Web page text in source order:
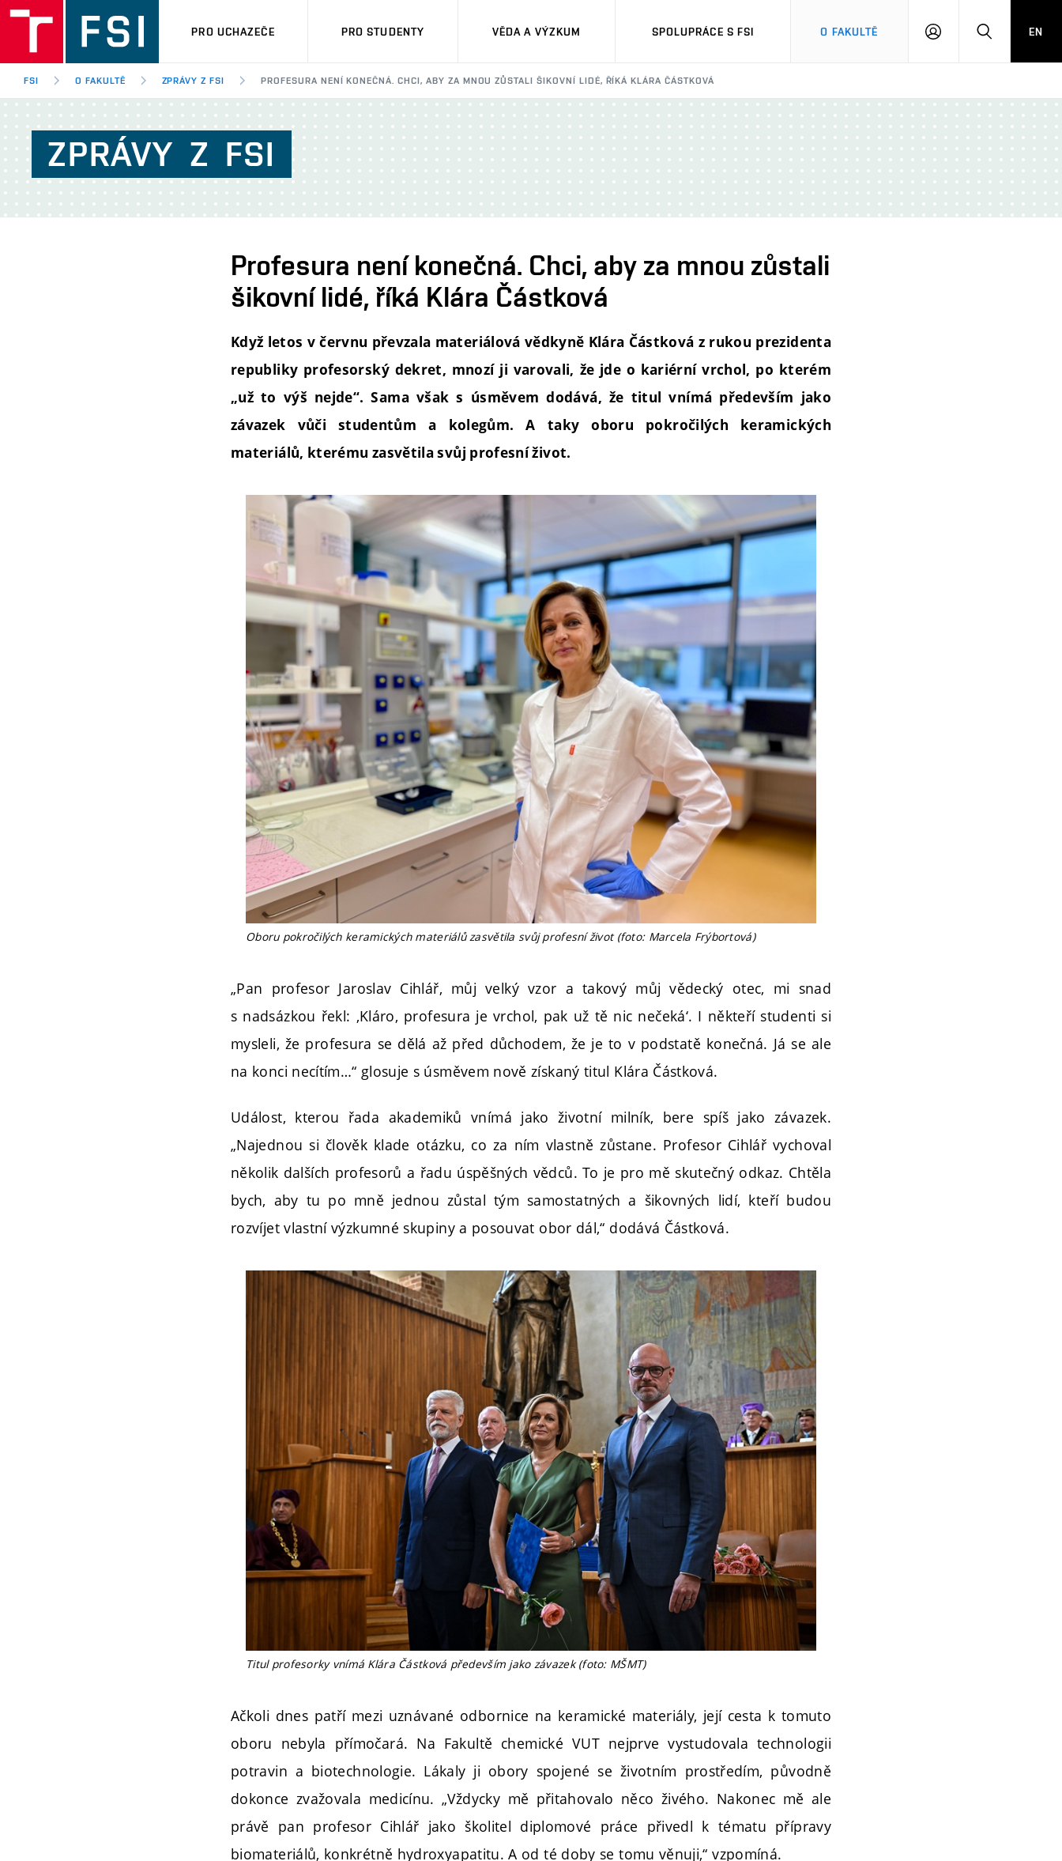
PRO UCHAZEČE PRO STUDENTY VĚDA A VÝZKUM SPOLUPRÁCE S FSI O FAKULTĚ
PŘIHLÁŠENÍHLEDAT
EN
FSI O FAKULTĚ ZPRÁVY Z FSI PROFESURA NENÍ KONEČNÁ. CHCI, ABY ZA MNOU ZŮSTALI ŠIKOVNÍ LIDÉ, ŘÍKÁ KLÁRA ČÁSTKOVÁ
ZPRÁVY Z FSI
Profesura není konečná. Chci, aby za mnou zůstali
šikovní lidé, říká Klára Částková
Když letos v červnu převzala materiálová vědkyně Klára Částková z rukou prezidenta
republiky profesorský dekret, mnozí ji varovali, že jde o kariérní vrchol, po kterém
„už to výš nejde“. Sama však s úsměvem dodává, že titul vnímá především jako
závazek vůči studentům a kolegům. A taky oboru pokročilých keramických
materiálů, kterému zasvětila svůj profesní život.
Oboru pokročilých keramických materiálů zasvětila svůj profesní život (foto: Marcela Frýbortová)
„Pan profesor Jaroslav Cihlář, můj velký vzor a takový můj vědecký otec, mi snad
s nadsázkou řekl: ‚Kláro, profesura je vrchol, pak už tě nic nečeká‘. I někteří studenti si
mysleli, že profesura se dělá až před důchodem, že je to v podstatě konečná. Já se ale
na konci necítím…“ glosuje s úsměvem nově získaný titul Klára Částková.
Událost, kterou řada akademiků vnímá jako životní milník, bere spíš jako závazek.
„Najednou si člověk klade otázku, co za ním vlastně zůstane. Profesor Cihlář vychoval
několik dalších profesorů a řadu úspěšných vědců. To je pro mě skutečný odkaz. Chtěla
bych, aby tu po mně jednou zůstal tým samostatných a šikovných lidí, kteří budou
rozvíjet vlastní výzkumné skupiny a posouvat obor dál,“ dodává Částková.
Titul profesorky vnímá Klára Částková především jako závazek (foto: MŠMT)
Ačkoli dnes patří mezi uznávané odbornice na keramické materiály, její cesta k tomuto
oboru nebyla přímočará. Na Fakultě chemické VUT nejprve vystudovala technologii
potravin a biotechnologie. Lákaly ji obory spojené se životním prostředím, původně
dokonce zvažovala medicínu. „Vždycky mě přitahovalo něco živého. Nakonec mě ale
právě pan profesor Cihlář jako školitel diplomové práce přivedl k tématu přípravy
biomateriálů, konkrétně hydroxyapatitu. A od té doby se tomu věnuji,“ vzpomíná.